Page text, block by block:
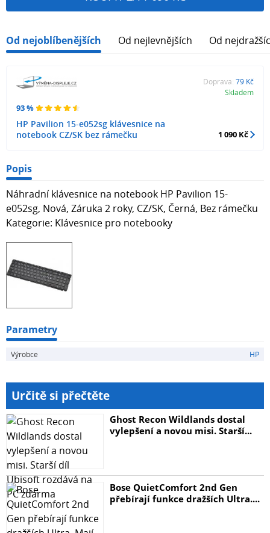
Od nejoblíbenějších Od nejlevnějších Od
93 %
HP Pavilion 15-e052sg klávesnice na
notebook CZ/SK bez rámečku
Doprava: 79 Kč
Skladem
1 090 Kč
Popis
Náhradní klávesnice na notebook HP Pavilion 15-
e052sg, Nová, Záruka 2 roky, CZ/SK, Černá, Bez rámečku
Kategorie: Klávesnice pro notebooky
Parametry
Výrobce HP
Určitě si přečtěte
Ghost Recon Wildlands dostal
vylepšení a novou misi. Starší...
Bose QuietComfort 2nd Gen
přebírají funkce dražších Ultra....